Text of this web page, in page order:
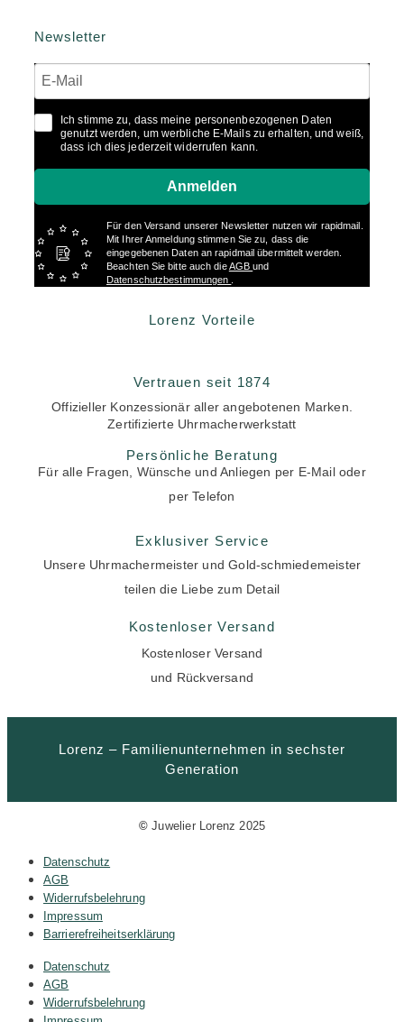
Newsletter
Ich stimme zu, dass meine personenbezogenen Daten
genutzt werden, um werbliche E-Mails zu erhalten, und weiß,
dass ich dies jederzeit widerrufen kann.
Anmelden
Für den Versand unserer Newsletter nutzen wir rapidmail.
Mit Ihrer Anmeldung stimmen Sie zu, dass die
eingegebenen Daten an rapidmail übermittelt werden.
Beachten Sie bitte auch dieAGBund
Datenschutzbestimmungen
Lorenz Vorteile
Vertrauen seit 1874
Offizieller Konzessionär aller angebotenen Marken.
Zertifizierte Uhrmacherwerkstatt
Persönliche Beratung
Für alle Fragen, Wünsche und Anliegen per E-Mail oder
per Telefon
Exklusiver Service
Unsere Uhrmachermeister und Gold-schmiedemeister
teilen die Liebe zum Detail
Kostenloser Versand
Kostenloser Versand
und Rückversand
Lorenz – Familienunternehmen in sechster
Generation
© Juwelier Lorenz 2025
Datenschutz
AGB
Widerrufsbelehrung
Impressum
Barrierefreiheitserklärung
Datenschutz
AGB
Widerrufsbelehrung